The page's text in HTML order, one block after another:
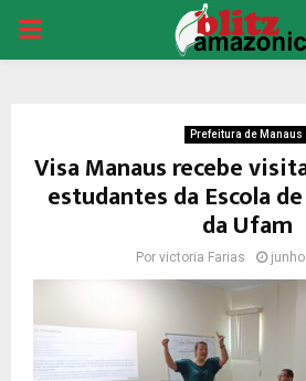
PRIMARY
Prefeitura de Manaus
Visa Manaus recebe
estudantes da Escola
da Ufam
Por victoria Farias